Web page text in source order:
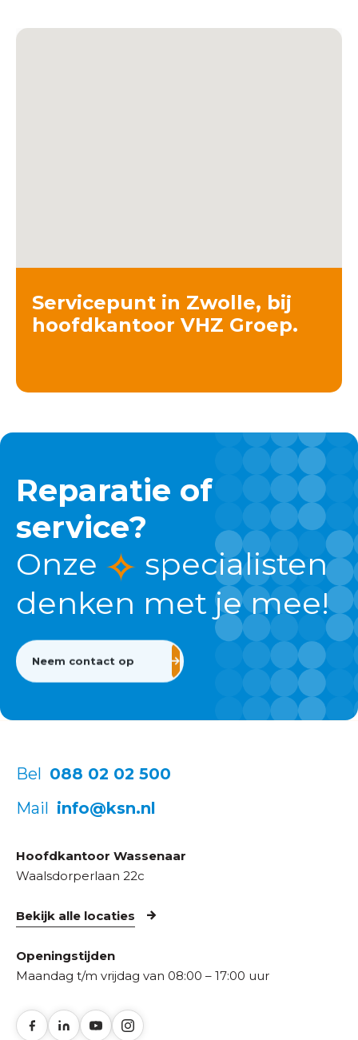
Servicepunt in Zwolle, bij
hoofdkantoor VHZ Groep.
Reparatie of
service?
Onze
specialisten
denken met je mee!
Neem contact op
Bel 088 02 02 500
Mail info@ksn.nl
Hoofdkantoor Wassenaar
Waalsdorperlaan 22c
Bekijk alle locaties
Openingstijden
Maandag t/m vrijdag van 08:00 – 17:00 uur